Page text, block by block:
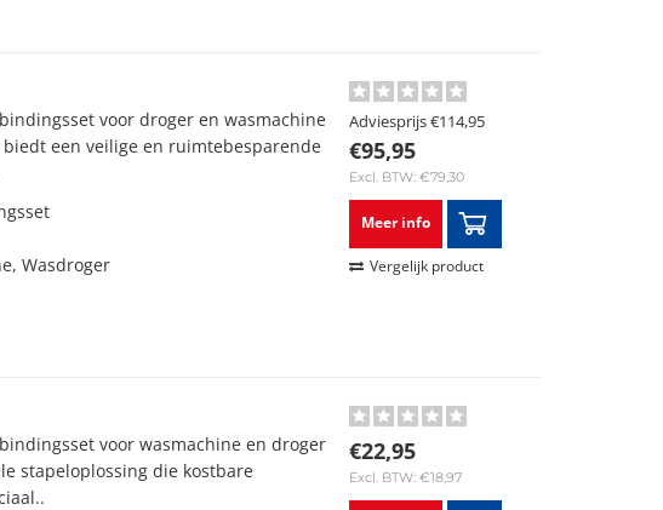
voor droger en wasmachine
een veilige en ruimtebesparende
Wasdroger
Adviesprijs€114,95
€95,95
Excl. BTW: €79,30
Meer info
Vergelijk product
voor wasmachine en droger
stapeloplossing die kostbare
€22,95
Excl. BTW: €18,97